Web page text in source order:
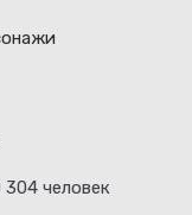
человек